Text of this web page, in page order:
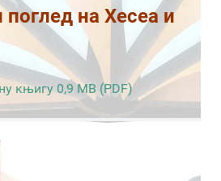
на Хесеа и
књигу 0,9 MB (PDF)